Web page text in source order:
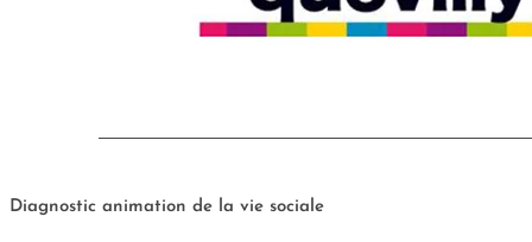
Diagnostic animation de la vie sociale